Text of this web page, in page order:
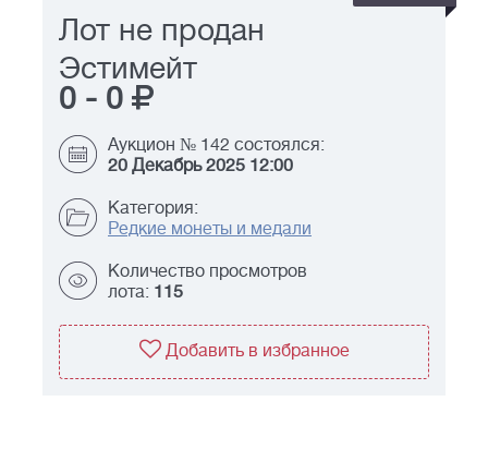
Лот не продан
Эстимейт
0 - 0
Аукцион № 142 состоялся:
20 Декабрь 2025 12:00
Категория:
Редкие монеты и медали
Количество просмотров
лота: 115
Добавить в избранное